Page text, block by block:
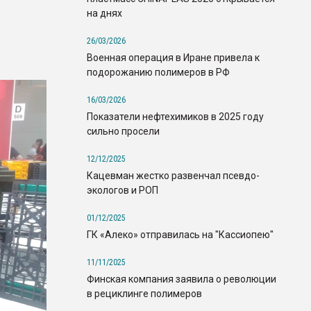
на днях
26/03/2026
Военная операция в Иране привела к
подорожанию полимеров в РФ
16/03/2026
Показатели нефтехимиков в 2025 году
сильно просели
12/12/2025
Кацевман жестко развенчал псевдо-
экологов и РОП
01/12/2025
ГК «Алеко» отправилась на "Кассиопею"
11/11/2025
Финская компания заявила о революции
в рециклинге полимеров